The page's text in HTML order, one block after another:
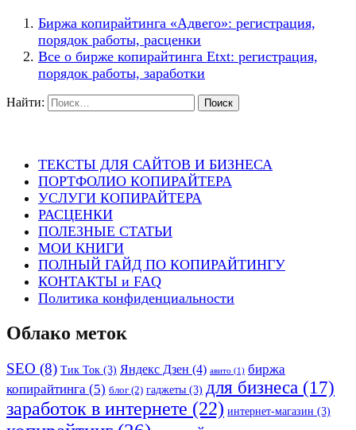
Биржа копирайтинга «Адвего»: регистрация,
порядок работы, расценки
Все о бирже копирайтинга Etxt: регистрация,
порядок работы, заработки
Найти:
ТЕКСТЫ ДЛЯ САЙТОВ И БИЗНЕСА
ПОРТФОЛИО КОПИРАЙТЕРА
УСЛУГИ КОПИРАЙТЕРА
РАСЦЕНКИ
ПОЛЕЗНЫЕ СТАТЬИ
МОИ КНИГИ
ПОЛНЫЙ ГАЙД ПО КОПИРАЙТИНГУ
КОНТАКТЫ и FAQ
Политика конфиденциальности
Облако меток
SEO (8) Тик Ток (3) Яндекс Дзен (4) авито (1) биржа
копирайтинга (5) блог (2) гаджеты (3) для бизнеса (17)
заработок в интернете (22) интернет-магазин (3)